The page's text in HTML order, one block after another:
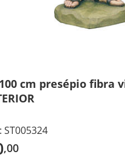
cm presépio fibra
ST005324
,00